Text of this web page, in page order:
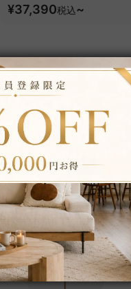
デザインテーブル【高級
¥37,390税込~
クラフト紙家具